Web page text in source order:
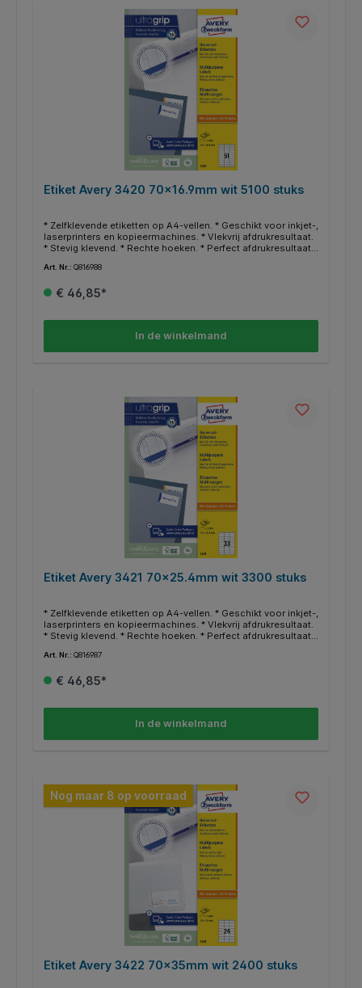
Etiket Avery 3420 70x16.9mm wit 5100 stuks
* Zelfklevende etiketten op A4-vellen. * Geschikt voor inkjet-,
laserprinters en kopieermachines. * Vlekvrij afdrukresultaat.
* Stevig klevend. * Rechte hoeken. * Perfect afdrukresultaat
storingvrije doorvoer. * FSC-gecertificeerd. * Zuurvrij. * Gratis
http://www.avery.eu.
Art. Nr.: Q816988
€ 46,85*
In de winkelmand
Etiket Avery 3421 70x25.4mm wit 3300 stuks
* Zelfklevende etiketten op A4-vellen. * Geschikt voor inkjet-,
laserprinters en kopieermachines. * Vlekvrij afdrukresultaat.
* Stevig klevend. * Rechte hoeken. * Perfect afdrukresultaat
storingvrije doorvoer. * FSC-gecertificeerd. * Zuurvrij. * Gratis
http://www.avery.eu.
Art. Nr.: Q816987
€ 46,85*
In de winkelmand
Nog maar 8 op voorraad
Etiket Avery 3422 70x35mm wit 2400 stuks